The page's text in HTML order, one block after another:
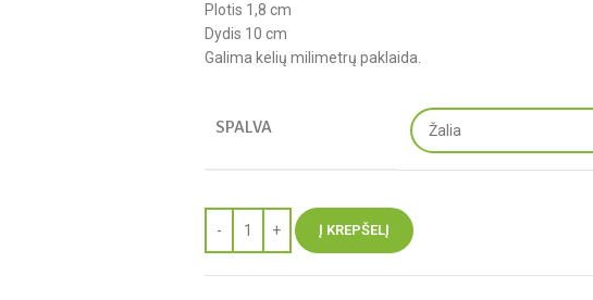
Plotis 1,8 cm
Dydis 10 cm
Galima kelių milimetrų paklaida.
SPALVA
Į KREPŠELĮ